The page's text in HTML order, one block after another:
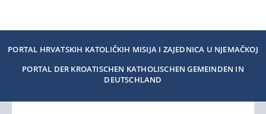
PORTAL HRVATSKIH KATOLIČKIH MISIJA I ZAJEDNICA U NJEMAČKOJ
PORTAL DER KROATISCHEN KATHOLISCHEN GEMEINDEN IN
DEUTSCHLAND